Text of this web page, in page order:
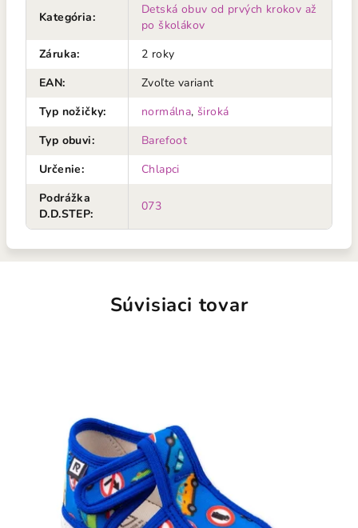
Kategória:
Detská obuv od prvých krokov až
po školákov
Záruka:
2 roky
EAN:
Zvoľte variant
Typ nožičky: normálna, široká
Typ obuvi:
Barefoot
Určenie:
Chlapci
Podrážka
D.D.STEP:
073
Súvisiaci tovar